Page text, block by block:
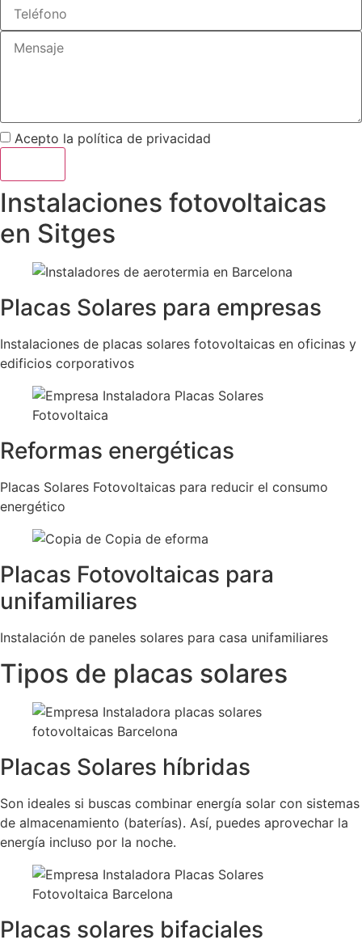
Acepto la política de privacidad
Instalaciones fotovoltaicas
en Sitges
Placas Solares para empresas
Instalaciones de placas solares fotovoltaicas en oficinas y
edificios corporativos
Reformas energéticas
Placas Solares Fotovoltaicas para reducir el consumo
energético
Placas Fotovoltaicas para
unifamiliares
Instalación de paneles solares para casa unifamiliares
Tipos de placas solares
Placas Solares híbridas
Son ideales si buscas combinar energía solar con sistemas
de almacenamiento (baterías). Así, puedes aprovechar la
energía incluso por la noche.
Placas solares bifaciales